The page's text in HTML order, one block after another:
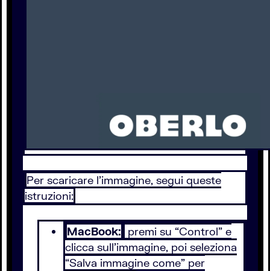
Per scaricare l’immagine, segui queste
istruzioni:
MacBook: premi su “Control” e
clicca sull’immagine, poi seleziona
“Salva immagine come” per